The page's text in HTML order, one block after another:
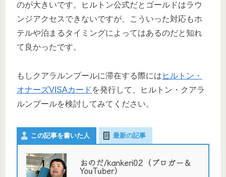
のが大きいです。ヒルトン公式だとゴールドはラウ
ンジアクセスできないですが、こういった対応もホ
テルや泊まるタイミングによってはあるのだと知れ
て良かったです。
もしクアラルンプールに滞在する際には ヒルトン・
オナーズVISAカード を発行して、ヒルトン・クアラ
ルンプールを検討してみてください。
この記事を書いた人 最新の記事
おのだ/kankeri02（ブロガー＆
YouTuber）